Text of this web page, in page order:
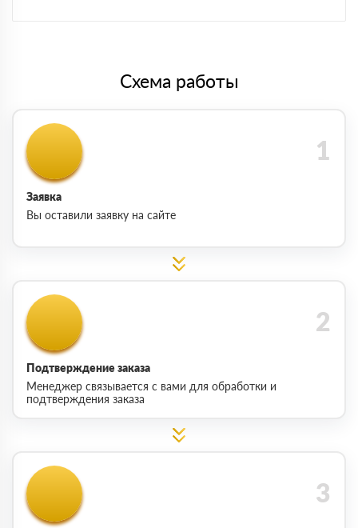
Схема работы
Заявка
Вы оставили заявку на сайте
Подтверждение заказа
Менеджер связывается с вами для обработки и
подтверждения заказа